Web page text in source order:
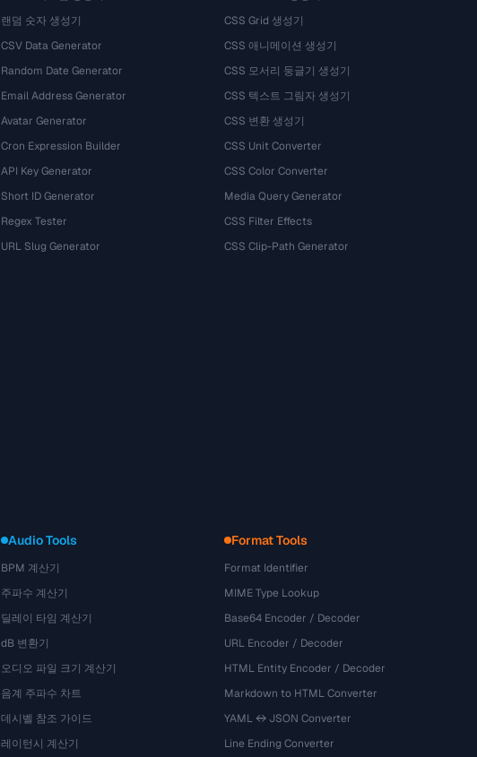
랜덤 숫자 생성기
CSV Data Generator
Random Date Generator
Email Address Generator
Avatar Generator
Cron Expression Builder
API Key Generator
Short ID Generator
Regex Tester
URL Slug Generator
CSS Grid 생성기
CSS 애니메이션 생성기
CSS 모서리 둥글기 생성기
CSS 텍스트 그림자 생성기
CSS 변환 생성기
CSS Unit Converter
CSS Color Converter
Media Query Generator
CSS Filter Effects
CSS Clip-Path Generator
Audio Tools
BPM 계산기
주파수 계산기
딜레이 타임 계산기
dB 변환기
오디오 파일 크기 계산기
음계 주파수 차트
데시벨 참조 가이드
레이턴시 계산기
Format Tools
Format Identifier
MIME Type Lookup
Base64 Encoder / Decoder
URL Encoder / Decoder
HTML Entity Encoder / Decoder
Markdown to HTML Converter
YAML ↔ JSON Converter
Line Ending Converter